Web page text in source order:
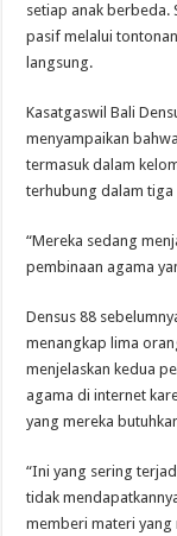
setiap anak berbeda.
pasif melalui
langsung.
Kasatgaswil Bali
menyampaikan
termasuk dalam
terhubung dalam tiga
“Mereka sedang
pembinaan agama
Densus 88
menangkap lima
menjelaskan kedua
agama di internet
yang mereka
“Ini yang sering
tidak
memberi materi yang